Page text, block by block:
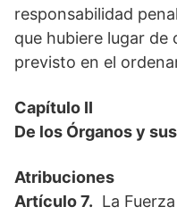
responsabilidad
que hubiere lugar
previsto en el
Capítulo II
De los Órganos y
Atribuciones
Artículo 7. La